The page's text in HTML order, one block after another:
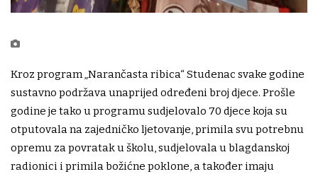
Kroz program „Narančasta ribica“ Studenac svake godine
sustavno podržava unaprijed određeni broj djece. Prošle
godine je tako u programu sudjelovalo 70 djece koja su
otputovala na zajedničko ljetovanje, primila svu potrebnu
opremu za povratak u školu, sudjelovala u blagdanskoj
radionici i primila božićne poklone, a također imaju